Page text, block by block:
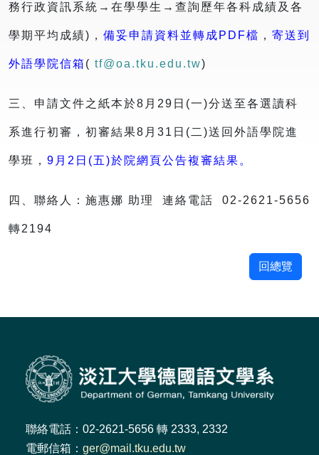
務行政資訊系統→在學學生→查詢歷年各科成績及各
學期平均成績)， 備妥申請資料並轉成PDF檔 ， 寄送到
外語學院信箱 ( tf@oa.tku.edu.tw)
三、申請文件之紙本於8月29日(一)分送至各選讀科
系進行初審，初審結果8月31日(二)送回外語學院進
學班， 9月2日(五)於院網頁公告複審結果。
四、聯絡人：施惠娜 助理 連絡電話 02-2621-5656
轉2194
回總覽
聯絡電話：02-2621-5656 轉 2333, 2332
電郵信箱： ger@mail.tku.edu.tw